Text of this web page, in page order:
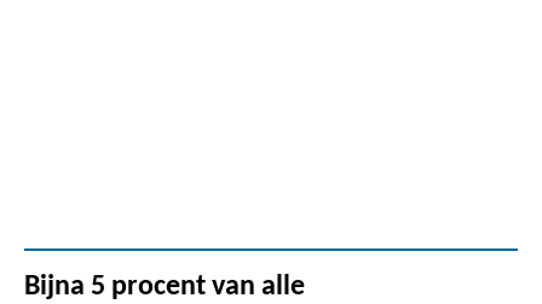
Bijna 5 procent van alle